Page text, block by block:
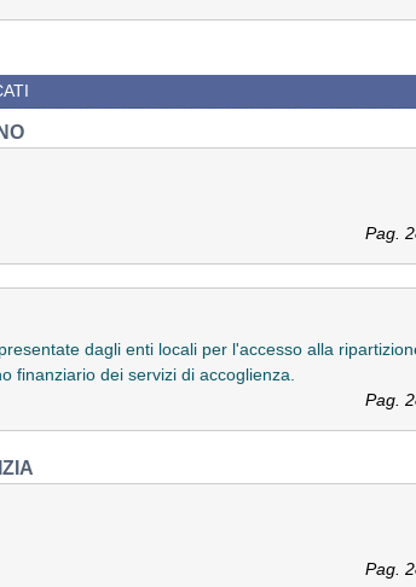
Pag.
dagli enti locali per l'accesso alla
finanziario dei servizi di accoglienza.
Pag.
Pag.